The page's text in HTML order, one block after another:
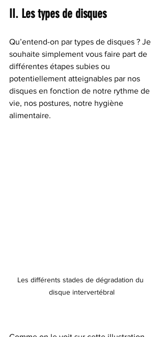
II. Les types de disques
Qu’entend-on par types de disques ? Je
souhaite simplement vous faire part de
différentes étapes subies ou
potentiellement atteignables par nos
disques en fonction de notre rythme de
vie, nos postures, notre hygiène
alimentaire.
Les différents stades de dégradation du
disque intervertébral